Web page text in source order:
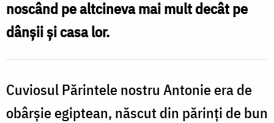
nos­când pe alt­ci­neva mai mult decât pe
dânșii și casa lor.
Cuviosul Părintele nostru Antonie era de
obârșie egip­tean, născut din părinți de bun